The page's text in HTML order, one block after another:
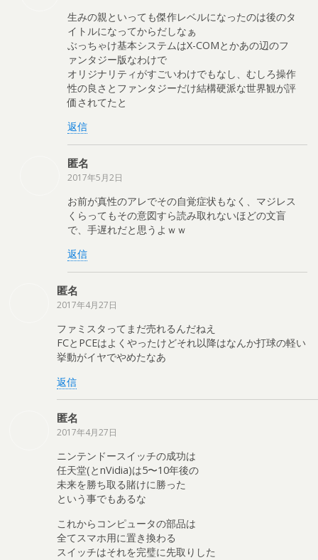
生みの親といっても傑作レベルになったのは後のタ
イトルになってからだしなぁ
ぶっちゃけ基本システムはX-COMとかあの辺のフ
ァンタジー版なわけで
オリジナリティがすごいわけでもなし、むしろ操作
性の良さとファンタジーだけ結構硬派な世界観が評
価されてたと
返信
匿名
2017年5月2日
お前が真性のアレでその自覚症状もなく、マジレス
くらってもその意図すら読み取れないほどの文盲
で、手遅れだと思うよｗｗ
返信
匿名
2017年4月27日
ファミスタってまだ売れるんだねえ
FCとPCEはよくやったけどそれ以降はなんか打球の軽い
挙動がイヤでやめたなあ
返信
匿名
2017年4月27日
ニンテンドースイッチの成功は
任天堂(とnVidia)は5〜10年後の
未来を勝ち取る賭けに勝った
という事でもあるな
これからコンピュータの部品は
全てスマホ用に置き換わる
スイッチはそれを完璧に先取りした